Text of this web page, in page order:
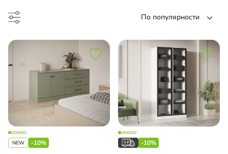
По популярности
угловая
купе
-10% -10%